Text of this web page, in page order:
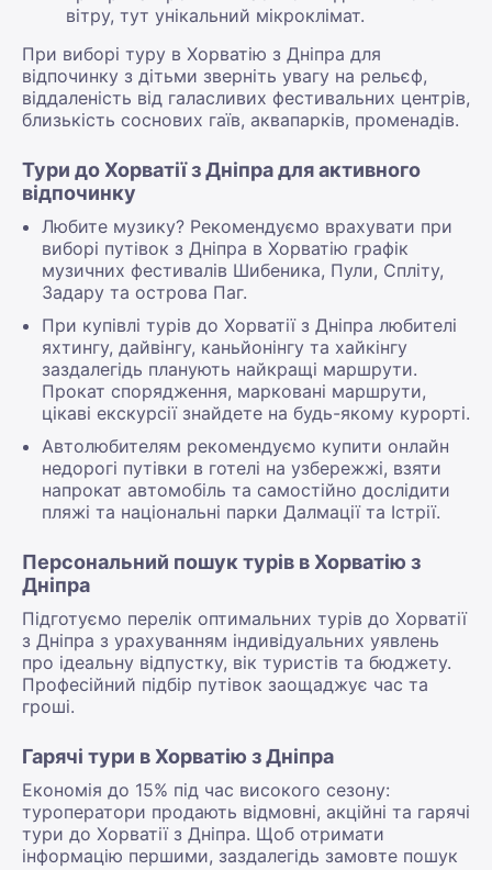
вітру, тут унікальний мікроклімат.
При виборі туру в Хорватію з Дніпра для
відпочинку з дітьми зверніть увагу на рельєф,
віддаленість від галасливих фестивальних центрів,
близькість соснових гаїв, аквапарків, променадів.
Тури до Хорватії з Дніпра для активного
відпочинку
Любите музику? Рекомендуємо врахувати при
виборі путівок з Дніпра в Хорватію графік
музичних фестивалів Шибеника, Пули, Спліту,
Задару та острова Паг.
При купівлі турів до Хорватії з Дніпра любителі
яхтингу, дайвінгу, каньйонінгу та хайкінгу
заздалегідь планують найкращі маршрути.
Прокат спорядження, марковані маршрути,
цікаві екскурсії знайдете на будь-якому курорті.
Автолюбителям рекомендуємо купити онлайн
недорогі путівки в готелі на узбережжі, взяти
напрокат автомобіль та самостійно дослідити
пляжі та національні парки Далмації та Істрії.
Персональний пошук турів в Хорватію з
Дніпра
Підготуємо перелік оптимальних турів до Хорватії
з Дніпра з урахуванням індивідуальних уявлень
про ідеальну відпустку, вік туристів та бюджету.
Професійний підбір путівок заощаджує час та
гроші.
Гарячі тури в Хорватію з Дніпра
Економія до 15% під час високого сезону:
туроператори продають відмовні, акційні та гарячі
тури до Хорватії з Дніпра. Щоб отримати
інформацію першими, заздалегідь замовте пошук